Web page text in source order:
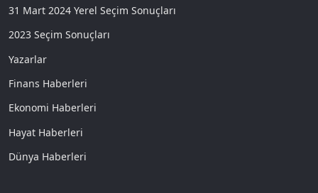
31 Mart 2024 Yerel Seçim Sonuçları
2023 Seçim Sonuçları
Yazarlar
Finans Haberleri
Ekonomi Haberleri
Hayat Haberleri
Dünya Haberleri